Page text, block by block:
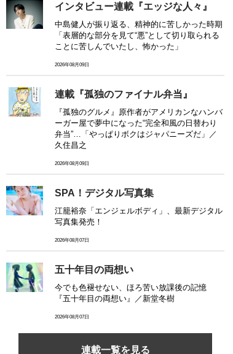
インタビュー連載『エッジな人々』
中島健人が振り返る、精神的に苦しかった時期
「表層的な部分を見て“悪”として切り取られる
ことに苦しんでいたし、怖かった」
2026年08月09日
連載『孤独のファイナル弁当』
『孤独のグルメ』原作者がアメリカンなハンバ
ーガー屋で夢中になった“完全和風の日替わり
弁当”…「やっぱりボクはジャパニーズだ」／
久住昌之
2026年08月09日
SPA！デジタル写真集
江籠裕奈「エンジェルボディ」、最新デジタル
写真集発売！
2026年08月07日
五十年目の両想い
今でも色褪せない、ほろ苦い放課後の記憶
『五十年目の両想い』／新堂冬樹
2026年08月07日
連載一覧を見る